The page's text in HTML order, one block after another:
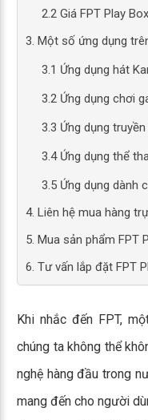
2.2 Giá FPT Play
3. Một số ứng dụng
3.1 Ứng dụng hát
3.2 Ứng dụng chơi
3.3 Ứng dụng
3.4 Ứng dụng thể
3.5 Ứng dụng dành
4. Liên hệ mua hàng
5. Mua sản phẩm FPT
6. Tư vấn lắp đặt FPT
Khi nhắc đến FPT,
chúng ta không thể
nghệ hàng đầu trong
mang đến cho người